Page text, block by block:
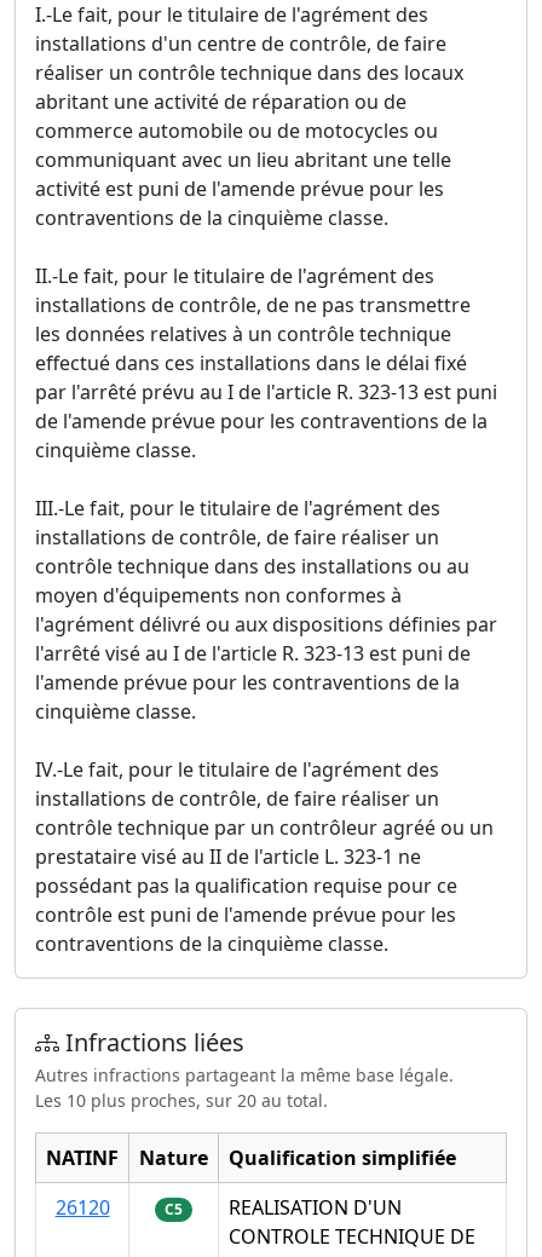
I.-Le fait, pour le titulaire de l'agrément des
installations d'un centre de contrôle, de faire
réaliser un contrôle technique dans des locaux
abritant une activité de réparation ou de
commerce automobile ou de motocycles ou
communiquant avec un lieu abritant une telle
activité est puni de l'amende prévue pour les
contraventions de la cinquième classe.
II.-Le fait, pour le titulaire de l'agrément des
installations de contrôle, de ne pas transmettre
les données relatives à un contrôle technique
effectué dans ces installations dans le délai fixé
par l'arrêté prévu au I de l'article R. 323-13 est puni
de l'amende prévue pour les contraventions de la
cinquième classe.
III.-Le fait, pour le titulaire de l'agrément des
installations de contrôle, de faire réaliser un
contrôle technique dans des installations ou au
moyen d'équipements non conformes à
l'agrément délivré ou aux dispositions définies par
l'arrêté visé au I de l'article R. 323-13 est puni de
l'amende prévue pour les contraventions de la
cinquième classe.
IV.-Le fait, pour le titulaire de l'agrément des
installations de contrôle, de faire réaliser un
contrôle technique par un contrôleur agréé ou un
prestataire visé au II de l'article L. 323-1 ne
possédant pas la qualification requise pour ce
contrôle est puni de l'amende prévue pour les
contraventions de la cinquième classe.
Infractions liées
Autres infractions partageant la même base légale.
Les 10 plus proches, sur 20 au total.
NATINF Nature
Qualification simplifiée
26120
C5
REALISATION D'UN
CONTROLE TECHNIQUE DE